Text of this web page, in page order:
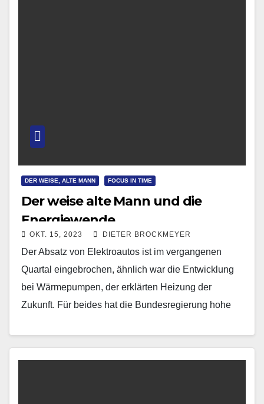
DER WEISE, ALTE MANN FOCUS IN TIME
Der weise alte Mann und die
Energiewende
OKT. 15, 2023 DIETER BROCKMEYER
Der Absatz von Elektroautos ist im vergangenen
Quartal eingebrochen, ähnlich war die Entwicklung
bei Wärmepumpen, der erklärten Heizung der
Zukunft. Für beides hat die Bundesregierung hohe